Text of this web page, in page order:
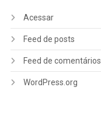
Acessar
Feed de posts
Feed de comentários
WordPress.org